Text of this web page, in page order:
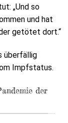
„Und so
und hat
getötet dort.“
überfällig
Impfstatus.
der